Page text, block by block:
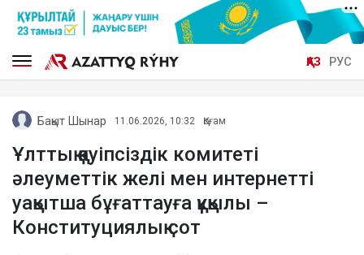
ҚАЗ РУС
Бақыт Шынар 11.06.2026, 10:32 Қоғам
Ұлттық қауіпсіздік комитеті
әлеуметтік желі мен интернетті
уақытша бұғаттауға құқылы –
Конституциялық сот